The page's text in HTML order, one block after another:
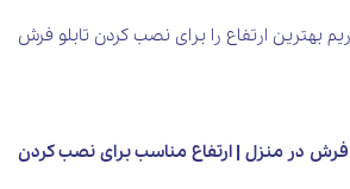
بهترین ارتفاع را برای نصب کردن تابلو فرش
در منزل | ارتفاع مناسب برای نصب کردن